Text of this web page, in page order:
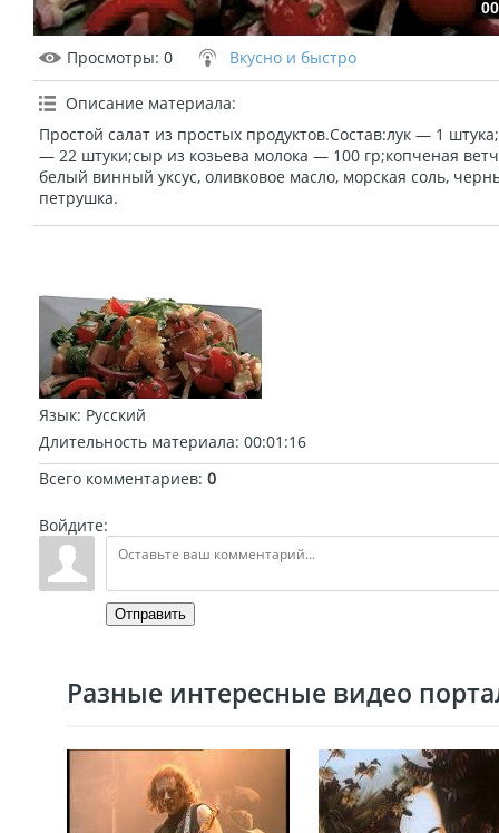
Просмотры: 0 Вкусно и быстро
Описание материала:
Простой салат из простых продуктов.Состав:лук — 1
— 22 штуки;сыр из козьева молока — 100 гр;копченая
белый винный уксус, оливковое масло, морская соль,
петрушка.
Язык: Русский
Длительность материала: 00:01:16
Всего комментариев: 0
Войдите:
Отправить
Разные интересные видео